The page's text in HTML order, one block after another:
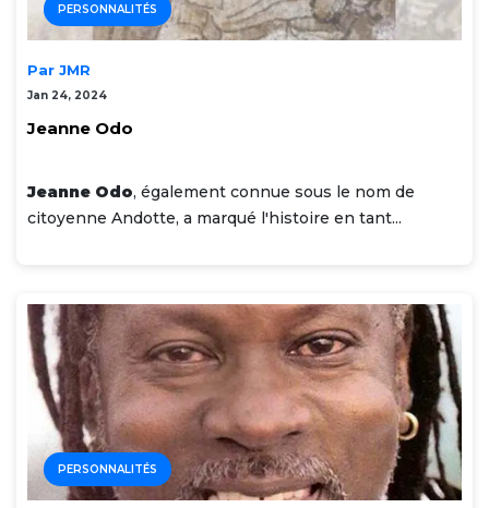
PERSONNALITÉS
Par JMR
Jan 24, 2024
Jeanne Odo
Jeanne Odo, également connue sous le nom de
citoyenne Andotte, a marqué l'histoire en tant...
PERSONNALITÉS